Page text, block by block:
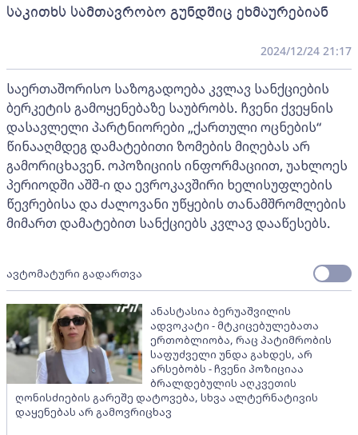
საკითხს სამთავრობო გუნდშიც ეხმაურებიან
2024/12/24 21:17
საერთაშორისო საზოგადოება კვლავ სანქციების
ბერკეტის გამოყენებაზე საუბრობს. ჩვენი ქვეყნის
დასავლელი პარტნიორები „ქართული ოცნების“
წინააღმდეგ დამატებითი ზომების მიღებას არ
გამორიცხავენ. ოპოზიციის ინფორმაციით, უახლოეს
პერიოდში აშშ-ი და ევროკავშირი ხელისუფლების
წევრებისა და ძალოვანი უწყების თანამშრომლების
მიმართ დამატებით სანქციებს კვლავ დააწესებს.
ავტომატური გადართვა
ანასტასია ბერუაშვილის
ადვოკატი - მტკიცებულებათა
ერთობლიობა, რაც პატიმრობის
საფუძველი უნდა გახდეს, არ
არსებობს - ჩვენი პოზიციაა
ბრალდებულის აღკვეთის
ღონისძიების გარეშე დატოვება, სხვა ალტერნატივის
დაყენებას არ გამოვრიცხავ